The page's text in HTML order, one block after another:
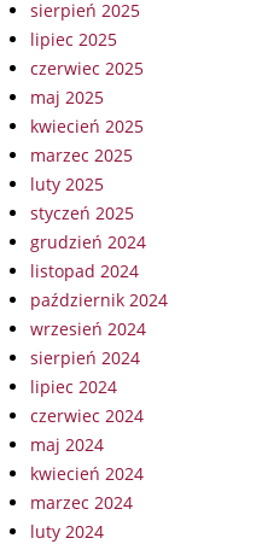
sierpień 2025
lipiec 2025
czerwiec 2025
maj 2025
kwiecień 2025
marzec 2025
luty 2025
styczeń 2025
grudzień 2024
listopad 2024
październik 2024
wrzesień 2024
sierpień 2024
lipiec 2024
czerwiec 2024
maj 2024
kwiecień 2024
marzec 2024
luty 2024